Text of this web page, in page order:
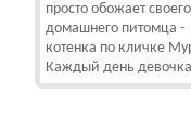
просто обожает своего
домашнего питомца -
котенка по кличке
Каждый день девочка